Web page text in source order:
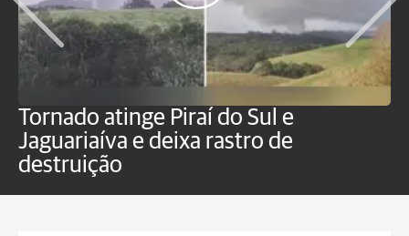
Tornado atinge Piraí do Sul e
Jaguariaíva e deixa rastro de
destruição